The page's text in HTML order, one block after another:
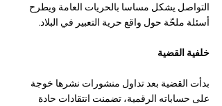
التواصل يشكل مساسا بالحريات العامة ويطرح
أسئلة ملحّة حول واقع حرية التعبير في البلاد.
خلفية القضية
بدأت القضية بعد تداول منشورات نشرها خوجة
على حساباته الرقمية، تضمنت انتقادات حادة